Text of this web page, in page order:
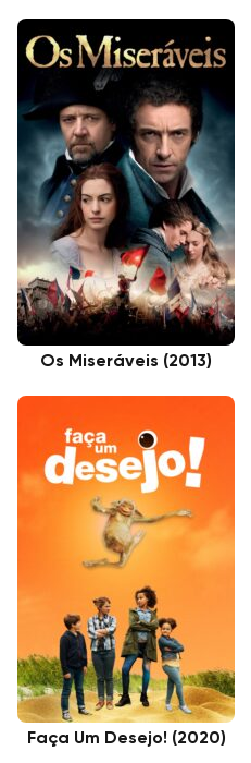
Os Miseráveis (2013)
Faça Um Desejo! (2020)